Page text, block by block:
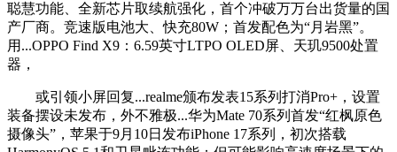
聪慧功能、全新芯片取续航强化，首个冲破万万台出货量的国
产厂商。竞速版电池大、快充80W；首发配色为“月岩黑”。
用...OPPO Find X9：6.59英寸LTPO OLED屏、天玑9500处置
器，
或引领小屏回复...realme颁布发表15系列打消Pro+，设置
装备摆设未发布，外不雅极...华为Mate 70系列首发“红枫原色
摄像头”，苹果于9月10日发布iPhone 17系列，初次搭载